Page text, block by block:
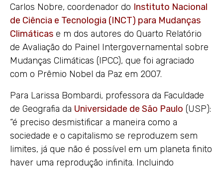
Carlos Nobre, coordenador do Instituto Nacional
de Ciência e Tecnologia (INCT) para Mudanças
Climáticas e m dos autores do Quarto Relatório
de Avaliação do Painel Intergovernamental sobre
Mudanças Climáticas (IPCC), que foi agraciado
com o Prêmio Nobel da Paz em 2007.
Para Larissa Bombardi, professora da Faculdade
de Geografia da Universidade de São Paulo (USP):
“é preciso desmistificar a maneira como a
sociedade e o capitalismo se reproduzem sem
limites, já que não é possível em um planeta finito
haver uma reprodução infinita. Incluindo